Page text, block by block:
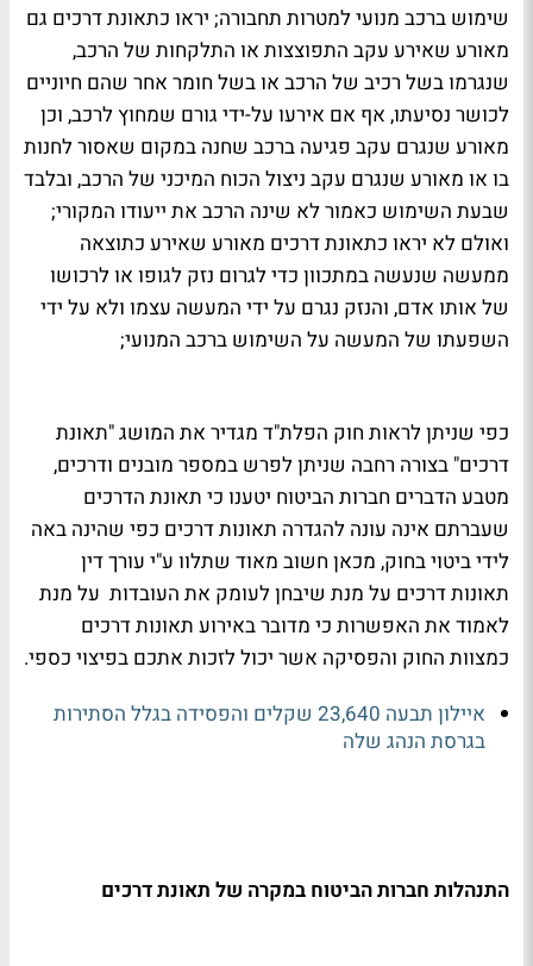
שימוש ברכב מנועי למטרות תחבורה; יראו כתאונת דרכים גם
מאורע שאירע עקב התפוצצות או התלקחות של הרכב,
שנגרמו בשל רכיב של הרכב או בשל חומר אחר שהם חיוניים
לכושר נסיעתו, אף אם אירעו על-ידי גורם שמחוץ לרכב, וכן
מאורע שנגרם עקב פגיעה ברכב שחנה במקום שאסור לחנות
בו או מאורע שנגרם עקב ניצול הכוח המיכני של הרכב, ובלבד
שבעת השימוש כאמור לא שינה הרכב את ייעודו המקורי;
ואולם לא יראו כתאונת דרכים מאורע שאירע כתוצאה
ממעשה שנעשה במתכוון כדי לגרום נזק לגופו או לרכושו
של אותו אדם, והנזק נגרם על ידי המעשה עצמו ולא על ידי
השפעתו של המעשה על השימוש ברכב המנועי;
כפי שניתן לראות חוק הפלת"ד מגדיר את המושג "תאונת
דרכים" בצורה רחבה שניתן לפרש במספר מובנים ודרכים,
מטבע הדברים חברות הביטוח יטענו כי תאונת הדרכים
שעברתם אינה עונה להגדרה תאונות דרכים כפי שהינה באה
לידי ביטוי בחוק, מכאן חשוב מאוד שתלוו ע"י עורך דין
תאונות דרכים על מנת שיבחן לעומק את העובדות על מנת
לאמוד את האפשרות כי מדובר באירוע תאונות דרכים
כמצוות החוק והפסיקה אשר יכול לזכות אתכם בפיצוי כספי.
איילון תבעה 23,640 שקלים והפסידה בגלל הסתירות
בגרסת הנהג שלה
התנהלות חברות הביטוח במקרה של תאונת דרכים